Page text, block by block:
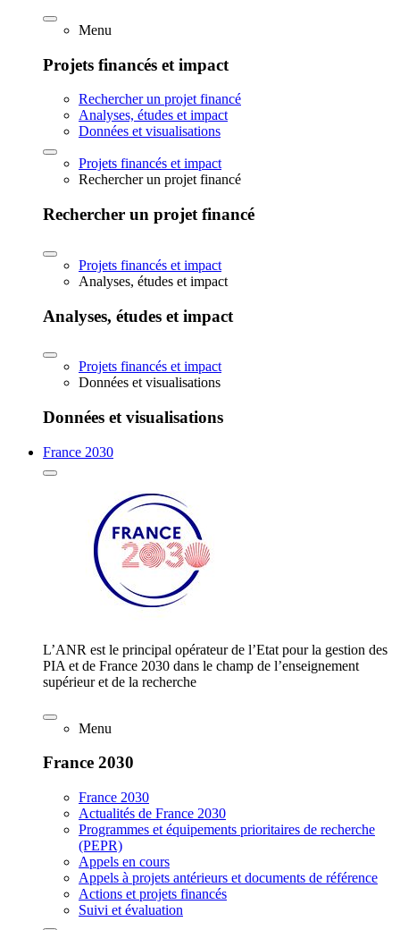
Menu
Projets financés et impact
Rechercher un projet financé
Analyses, études et impact
Données et visualisations
Projets financés et impact
Rechercher un projet financé
Rechercher un projet financé
Projets financés et impact
Analyses, études et impact
Analyses, études et impact
Projets financés et impact
Données et visualisations
Données et visualisations
France 2030
L’ANR est le principal opérateur de l’Etat pour la gestion des
PIA et de France 2030 dans le champ de l’enseignement
supérieur et de la recherche
Menu
France 2030
France 2030
Actualités de France 2030
Programmes et équipements prioritaires de recherche
(PEPR)
Appels en cours
Appels à projets antérieurs et documents de référence
Actions et projets financés
Suivi et évaluation